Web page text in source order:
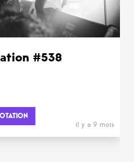
#538
il y a 9 mois